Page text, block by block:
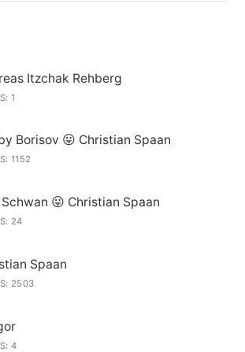
Itzchak Rehberg
1
Borisov 😛 Christian Spaan
1152
😛 Christian Spaan
24
Spaan
2503
4